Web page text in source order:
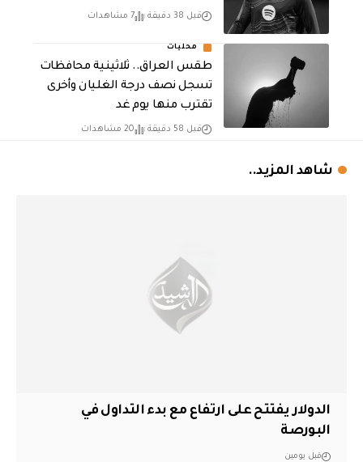
قبل 38 دقيقة 7 مشاهدات
محليات
طقس العراق.. ثلاثينية محافظات
تسجل نصف درجة الغليان وأخرى
تقترب منها يوم غد
قبل 58 دقيقة 20 مشاهدات
شاهد المزيد..
الدولار يفتتح على ارتفاع مع بدء التداول في
البورصة
قبل يومين